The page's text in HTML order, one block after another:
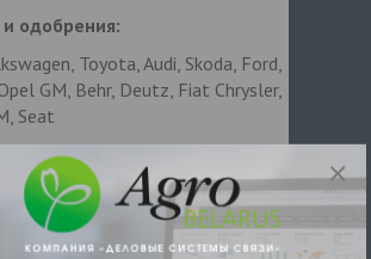
одобрения:
Toyota, Audi, Skoda, Ford,
GM, Behr, Deutz, Fiat Chrysler,
Seat
требованиям:
Perkins, Cummins, Mercedes-
Alfa Romeo, Fiat Lancia, Fiat
Volvo Cars, JI Case, АвтоВАЗ и